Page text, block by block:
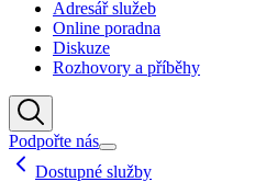
Adresář služeb
Online poradna
Diskuze
Rozhovory a příběhy
Podpořte nás
Dostupné služby